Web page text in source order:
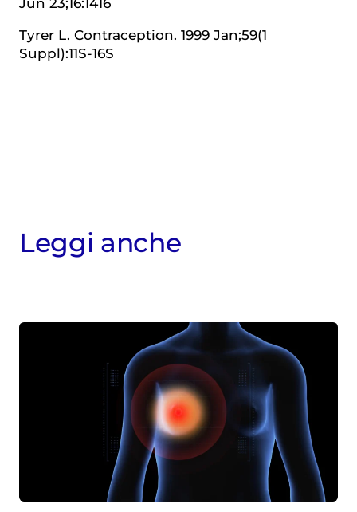
Leggi anche
Jun 23;16:1416
Tyrer L. Contraception. 1999 Jan;59(1
Suppl):11S-16S